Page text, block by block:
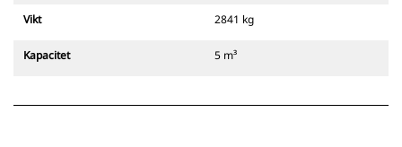
Vikt 2841 kg
Kapacitet 5 m³